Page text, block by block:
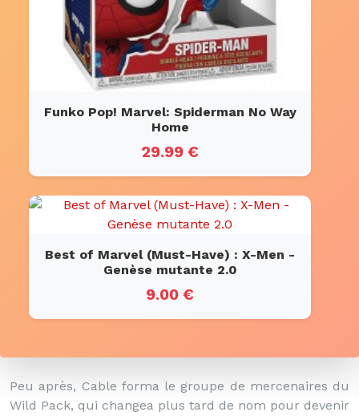
Funko Pop! Marvel: Spiderman No Way
Home
29.99 €
Best of Marvel (Must-Have) : X-Men -
Genèse mutante 2.0
9.00 €
Peu après, Cable forma le groupe de mercenaires du
Wild Pack, qui changea plus tard de nom pour devenir